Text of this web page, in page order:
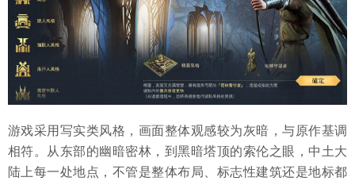
游戏采用写实类风格，画面整体观感较为灰暗，与原作基调
相符。从东部的幽暗密林，到黑暗塔顶的索伦之眼，中土大
陆上每一处地点，不管是整体布局、标志性建筑还是地标都